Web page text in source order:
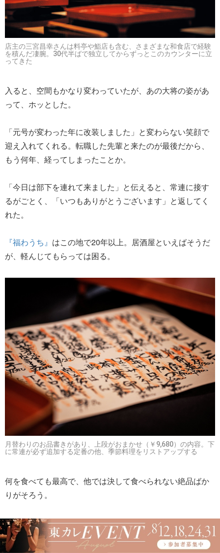
店主の三宮昌幸さんは料亭や鮨店も含む、さまざまな和食店で経験
を積んだ凄腕。30代半ばで独立してからずっとこのカウンターに立
ってきた
入ると、空間もかなり変わっていたが、あの大将の姿があ
って、ホッとした。
「元号が変わった年に改装しました」と変わらない笑顔で
迎え入れてくれる。転職した先輩と来たのが最後だから、
もう何年、経ってしまったことか。
「今日は部下を連れて来ました」と伝えると、常連に接す
るがごとく、「いつもありがとうございます」と返してく
れた。
『福わうち』 はこの地で20年以上。居酒屋といえばそうだ
が、軽んじてもらっては困る。
月替わりのお品書きがあり、上段がおまかせ（￥9,680）の内容。下
に常連が必ず追加する定番の他、季節料理をリストアップする
何を食べても最高で、他では決して食べられない絶品ばか
りがそろう。
いまは月替わりのおまかせコースが基本だが、食べたい一
品料理があれば、追加注文もできる。